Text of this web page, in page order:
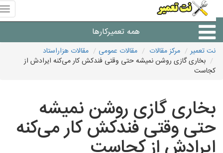
همه تعمیرکارها
شرکت های تعمیرات لوازم
نت تعمیر مرکز مقالات مقالات عمومی
مقالات هزاراستاد
بخاری گازی روشن نمیشه حتی وقتی فندکش کار می‌کنه ایرادش از
کجاست
بخاری گازی روشن نمیشه
حتی وقتی فندکش کار می‌کنه